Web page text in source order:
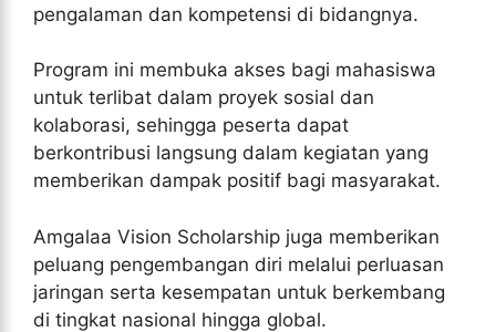
pengalaman dan kompetensi di bidangnya.
Program ini membuka akses bagi mahasiswa
untuk terlibat dalam proyek sosial dan
kolaborasi, sehingga peserta dapat
berkontribusi langsung dalam kegiatan yang
memberikan dampak positif bagi masyarakat.
Amgalaa Vision Scholarship juga memberikan
peluang pengembangan diri melalui perluasan
jaringan serta kesempatan untuk berkembang
di tingkat nasional hingga global.